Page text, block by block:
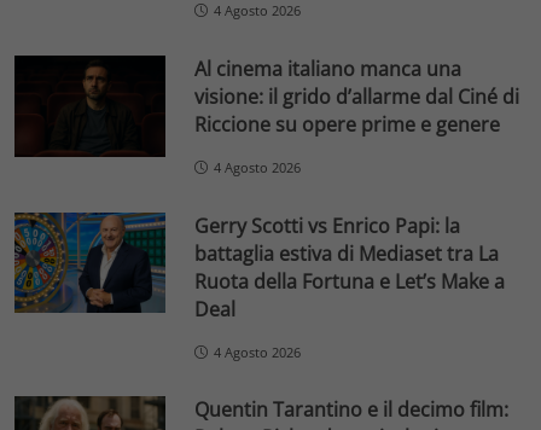
4 Agosto 2026
Al cinema italiano manca una
visione: il grido d’allarme dal Ciné di
Riccione su opere prime e genere
4 Agosto 2026
Gerry Scotti vs Enrico Papi: la
battaglia estiva di Mediaset tra La
Ruota della Fortuna e Let’s Make a
Deal
4 Agosto 2026
Quentin Tarantino e il decimo film: